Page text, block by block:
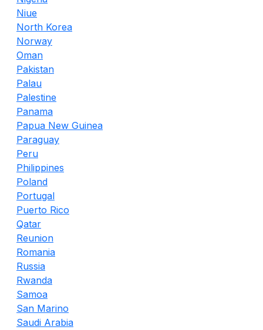
Niue
North Korea
Norway
Oman
Pakistan
Palau
Palestine
Panama
Papua New Guinea
Paraguay
Peru
Philippines
Poland
Portugal
Puerto Rico
Qatar
Reunion
Romania
Russia
Rwanda
Samoa
San Marino
Saudi Arabia